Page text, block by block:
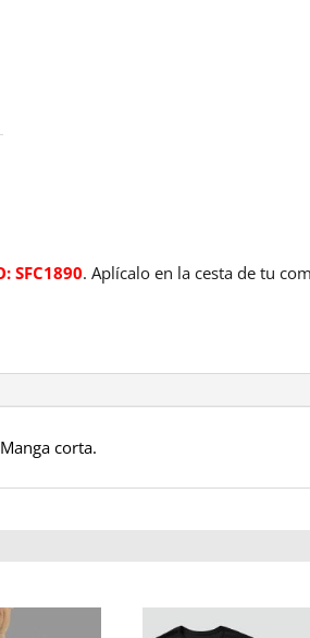
SFC1890. Aplícalo en la cesta de tu
corta.